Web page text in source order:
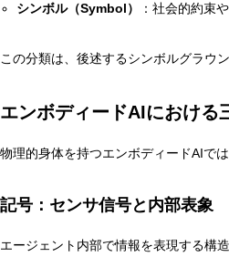
シンボル（Symbol）
：社会的約束
この分類は、後述するシンボルグラウ
エンボディードAIにおける
物理的身体を持つエンボディードAIで
記号：センサ信号と内部表象
エージェント内部で情報を表現する構